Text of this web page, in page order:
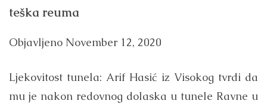
teška reuma
Objavljeno November 12, 2020
Ljekovitost tunela: Arif Hasić iz Visokog tvrdi da
mu je nakon redovnog dolaska u tunele Ravne u